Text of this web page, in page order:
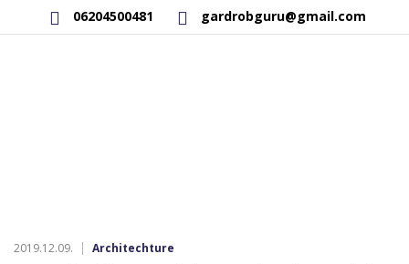
06204500481 gardrobguru@gmail.com
2019.12.09. Architechture